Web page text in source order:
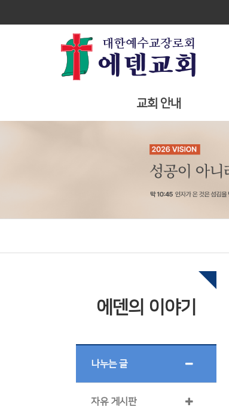
교회 안내
에덴의 이야기
나누는 글
자유 게시판